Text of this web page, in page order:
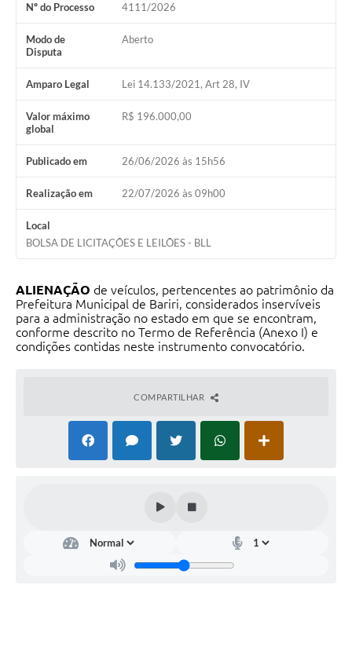
Nº do Processo 4111/2026
Modo de
Disputa
Aberto
Amparo Legal Lei 14.133/2021, Art 28, IV
Valor máximo
global
R$ 196.000,00
Publicado em 26/06/2026 às 15h56
Realização em 22/07/2026 às 09h00
Local
BOLSA DE LICITAÇÕES E LEILÕES - BLL
ALIENAÇÃO de veículos, pertencentes ao patrimônio da
Prefeitura Municipal de Bariri, considerados inservíveis
para a administração no estado em que se encontram,
conforme descrito no Termo de Referência (Anexo I) e
condições contidas neste instrumento convocatório.
COMPARTILHAR